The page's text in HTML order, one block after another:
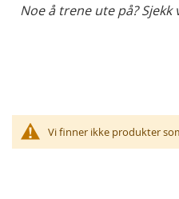
Noe å trene ute på? Sjekk
Vi finner ikke produkter